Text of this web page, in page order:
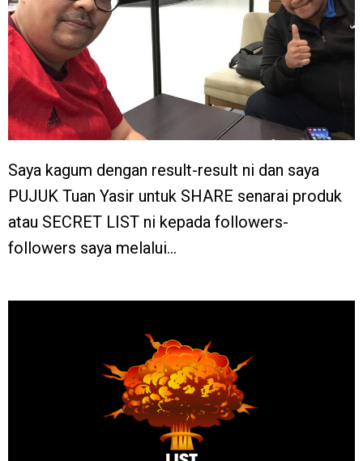
Saya kagum dengan result-result ni dan saya
PUJUK Tuan Yasir untuk SHARE senarai produk
atau SECRET LIST ni kepada followers-
followers saya melalui…